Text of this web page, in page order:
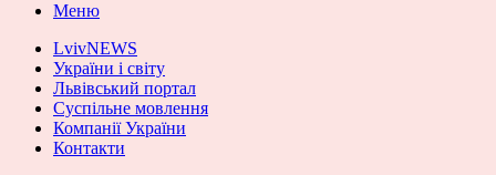
Меню
LvivNEWS
України і світу
Львівський портал
Суспільне мовлення
Компанії України
Контакти